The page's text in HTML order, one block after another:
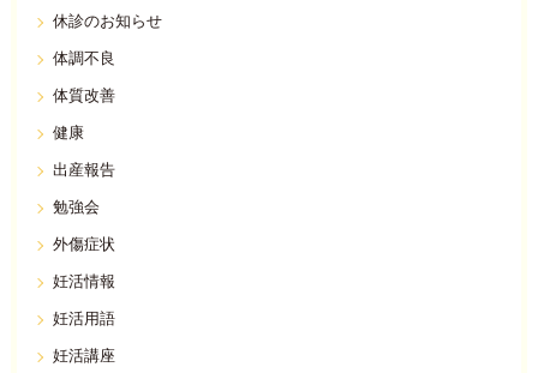
休診のお知らせ
体調不良
体質改善
健康
出産報告
勉強会
外傷症状
妊活情報
妊活用語
妊活講座